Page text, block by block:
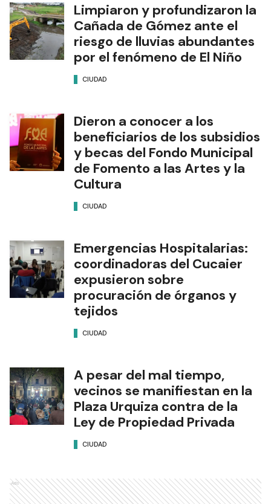
Limpiaron y profundizaron la
Cañada de Gómez ante el
riesgo de lluvias abundantes
por el fenómeno de El Niño
CIUDAD
Dieron a conocer a los
beneficiarios de los subsidios
y becas del Fondo Municipal
de Fomento a las Artes y la
Cultura
CIUDAD
Emergencias Hospitalarias:
coordinadoras del Cucaier
expusieron sobre
procuración de órganos y
tejidos
CIUDAD
A pesar del mal tiempo,
vecinos se manifiestan en la
Plaza Urquiza contra de la
Ley de Propiedad Privada
CIUDAD
Ads